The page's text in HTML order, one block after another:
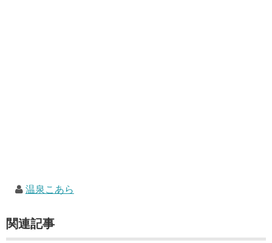
温泉こあら
関連記事